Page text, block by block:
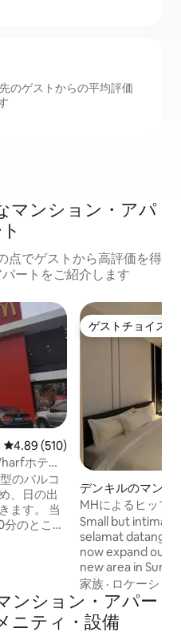
のゲストからの平均評価
マンション・アパ
点でゲストから高評価を得
ートをご紹介します
レビュー510件、5つ星中4.89つ
4.89 (510)
ホテル
のバルコ
、日の出
す。 当
のところ
ハット、
、バー／
Zus
います。
ゲストチョイス
ゲストチョイス
デンキルのマンシ
パート
MHによるヒップ
イズン滞在セパン
Small but
selamat datang
now expand our
new area in
Sepang. Mostly
traveler as we
minutes from the
also perfect for
家族 · ロケーショ
ンション・アパー
ニティ・設備